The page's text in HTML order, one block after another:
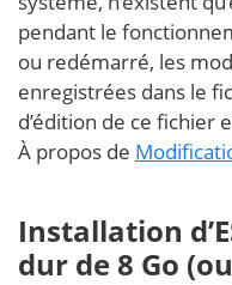
pendant le
ou redémarré, les
enregistrées dans le
d’édition de ce fichier
À propos de
Installation
dur de 8 Go